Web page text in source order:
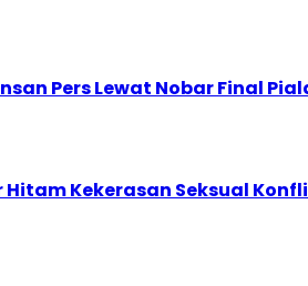
Pers Lewat Nobar Final
Hitam Kekerasan Seksual